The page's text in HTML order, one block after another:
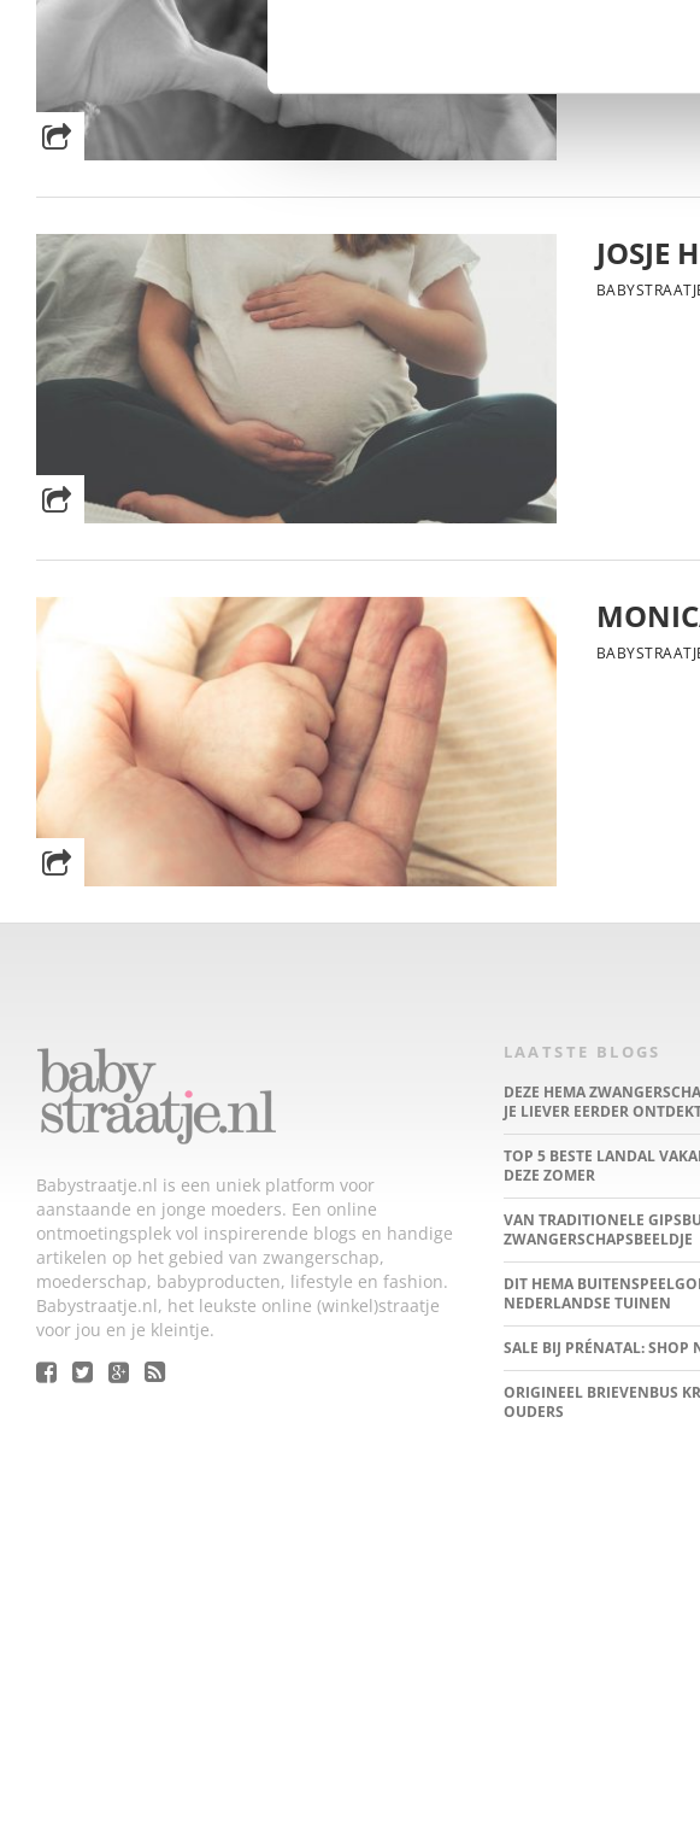
JOSJE
Babystraatje.nl is een uniek platform voor
aanstaande en jonge moeders. Een online
ontmoetingsplek vol inspirerende blogs en handige
artikelen op het gebied van zwangerschap,
moederschap, babyproducten, lifestyle en fashion.
Babystraatje.nl, het leukste online (winkel)straatje
voor jou en je kleintje.
LAATSTE BLOGS
DEZE HEMA
JE LIEVER EERDER
TOP 5 BESTE LANDAL
DEZE ZOMER
VAN TRADITIONELE
ZWANGERSCHAPSBEELDJE
DIT HEMA
NEDERLANDSE TUINEN
SALE BIJ PRÉNATAL: SHOP
ORIGINEEL BRIEVENBUS
OUDERS